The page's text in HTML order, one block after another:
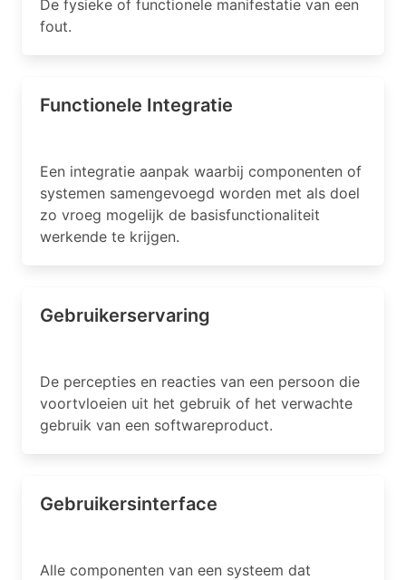
De fysieke of functionele manifestatie van een
fout.
Functionele Integratie
Een integratie aanpak waarbij componenten of
systemen samengevoegd worden met als doel
zo vroeg mogelijk de basisfunctionaliteit
werkende te krijgen.
Gebruikerservaring
De percepties en reacties van een persoon die
voortvloeien uit het gebruik of het verwachte
gebruik van een softwareproduct.
Gebruikersinterface
Alle componenten van een systeem dat